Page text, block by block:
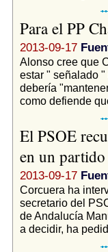
Para el PP
2013-09-17
Alonso cree que
estar " señalado
debería
como defiende
El PSOE
en un
2013-09-17
Corcuera ha
secretario del
de Andalucía
a decidir, ha